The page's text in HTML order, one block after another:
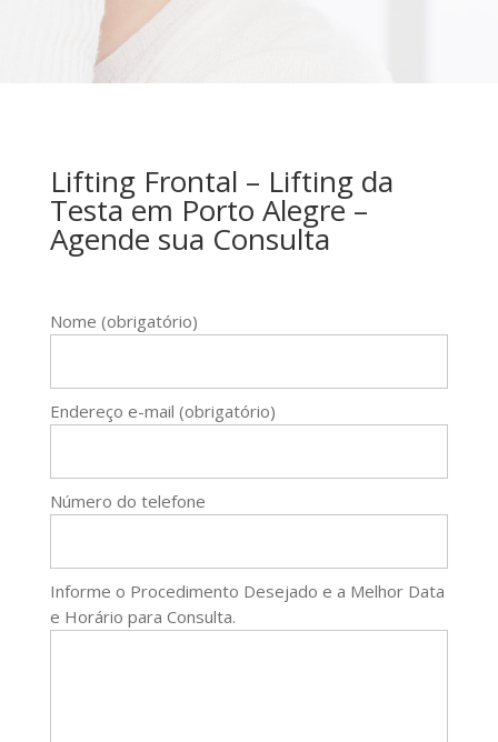
Lifting Frontal – Lifting da
Testa em Porto Alegre –
Agende sua Consulta
Nome (obrigatório)
Endereço e-mail (obrigatório)
Número do telefone
Informe o Procedimento Desejado e a Melhor Data
e Horário para Consulta.